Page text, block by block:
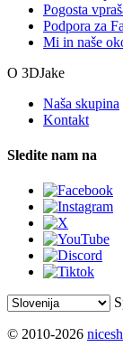
Pogosta
Podpora za
Mi in naše
O 3DJake
Naša skupina
Kontakt
Sledite nam na
© 2010-2026